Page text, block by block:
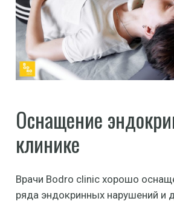
Оснащение
клинике
Врачи Bodro clinic хорошо
ряда эндокринных нарушений и